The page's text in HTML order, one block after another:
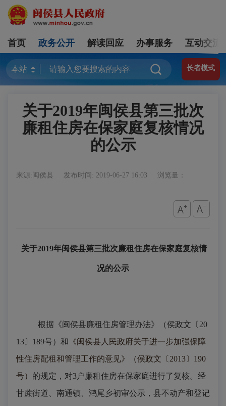
首页 政务公开 解读回应 办事服务 互动交流
长者模式
关于2019年闽侯县第三批次
廉租住房在保家庭复核情况
的公示
来源:闽侯县 发布时间: 2019-06-27 16:03 浏览量：
关于2019年闽侯县第三批次廉租住房在保家庭复核情
况的公示
根据《闽侯县廉租住房管理办法》（侯政文〔 20
13〕189号）和 《闽侯县人民政府关于进一步加强保障
性住房配租和管理工作的意见》（侯政文〔 2013〕190
号） 的规定，对3户廉租住房在保家庭进行了复核。经
甘蔗街道、南通镇、鸿尾乡初审公示，县不动产和登记